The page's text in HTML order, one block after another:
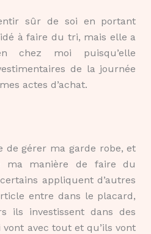
sûr de soi en portant
à faire du tri, mais elle a
chez moi puisqu’elle
de la journée
actes d’achat.
de gérer ma garde robe, et
ma manière de faire du
appliquent d’autres
entre dans le placard,
ils investissent dans des
avec tout et qu’ils vont